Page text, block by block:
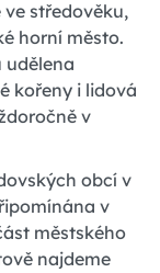
středověku,
horní město.
udělena
kořeny i lidová
v
obcí v
v
městského
najdeme